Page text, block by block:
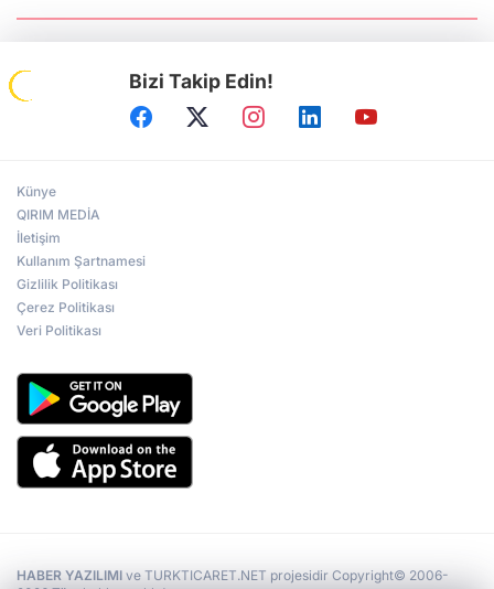
Prof.Dr. Ruhi Ersoy: Kırım, sürgün ve
Sovyet zulmünün sembolü oldu
Ankara'da ele alındı
Bizi Takip Edin!
Künye
QIRIM MEDİA
İletişim
Kullanım Şartnamesi
Gizlilik Politikası
Çerez Politikası
Veri Politikası
HABER YAZILIMI ve TURKTICARET.NET projesidir Copyright© 2006-